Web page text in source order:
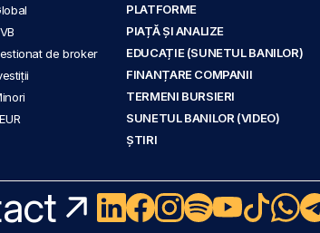
de broker
PLATFORME
PIAȚĂ ȘI ANALIZE
EDUCAȚIE (SUNETUL BANILOR)
FINANȚARE COMPANII
TERMENI BURSIERI
SUNETUL BANILOR (VIDEO)
ȘTIRI